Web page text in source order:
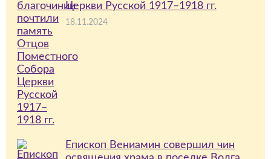
Церкви Русской 1917–1918 гг.
18.11.2024
Епископ Вениамин совершил чин